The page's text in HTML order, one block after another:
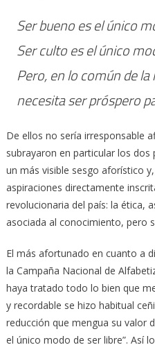
Ser bueno es el único
Ser culto es el único
Pero, en lo común de
necesita ser próspero
De ellos no sería irresponsable
subrayaron en particular los dos
un más visible sesgo aforístico
aspiraciones directamente
revolucionaria del país: la ética,
asociada al conocimiento, pero
El más afortunado en cuanto a
la Campaña Nacional de
haya tratado todo lo bien que
y recordable se hizo habitual
reducción que mengua su valor
el único modo de ser libre”. Así